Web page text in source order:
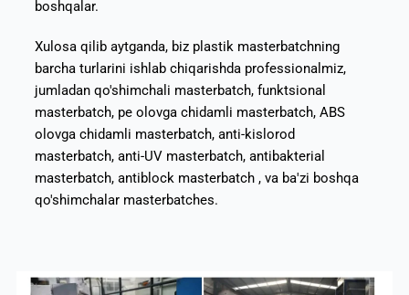
boshqalar.
Xulosa qilib aytganda, biz plastik masterbatchning
barcha turlarini ishlab chiqarishda professionalmiz,
jumladan qo'shimchali masterbatch, funktsional
masterbatch, pe olovga chidamli masterbatch, ABS
olovga chidamli masterbatch, anti-kislorod
masterbatch, anti-UV masterbatch, antibakterial
masterbatch, antiblock masterbatch , va ba'zi boshqa
qo'shimchalar masterbatches.